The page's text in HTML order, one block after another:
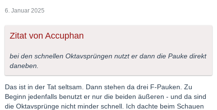
6. Januar 2025
Zitat von Accuphan
bei den schnellen Oktavsprüngen nutzt er dann die Pauke direkt
daneben.
Das ist in der Tat seltsam. Dann stehen da drei F-Pauken. Zu
Beginn jedenfalls benutzt er nur die beiden äußeren - und da sind
die Oktavsprünge nicht minder schnell. Ich dachte beim Schauen